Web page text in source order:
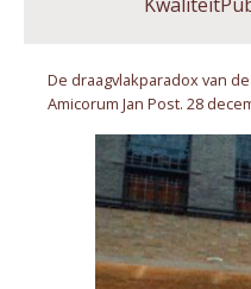
De draagvlakparadox van
Amicorum Jan Post. 28